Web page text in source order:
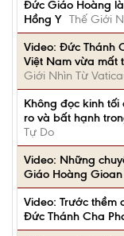
Đức Giáo Hoàng
Hồng Y Thế Giới
Video: Đức Thánh
Việt Nam vừa mất
Giới Nhìn Từ
Không đọc kinh
ro và bất hạnh
Tự Do
Video: Những
Giáo Hoàng Gioan
Video: Trước thềm
Đức Thánh Cha